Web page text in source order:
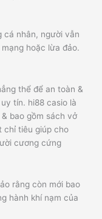
cá nhân, người vẫn
hoặc lừa đảo.
thể để an toàn &
tín. hi88 casio là
bao gồm sách vở
chỉ tiêu giúp cho
cương cứng
rằng còn mới bao
hành khí nạm của